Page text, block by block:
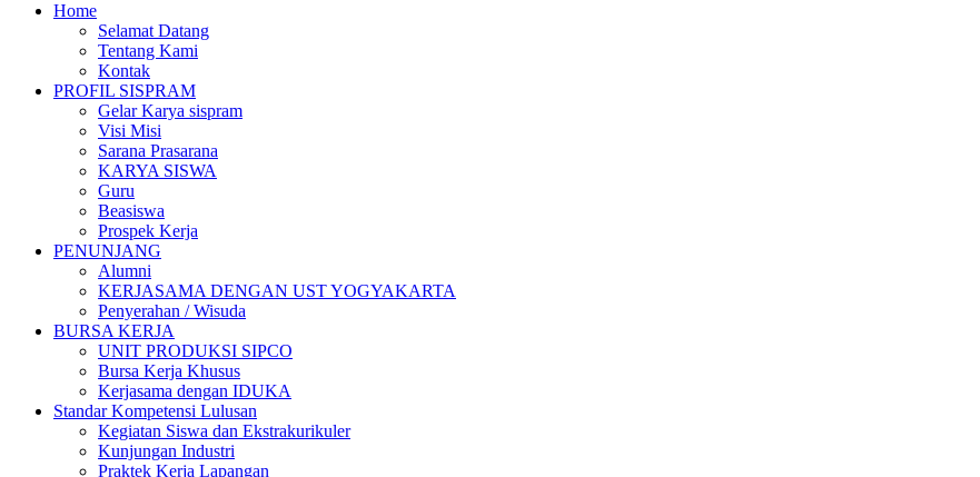
Home
Selamat Datang
Tentang Kami
Kontak
PROFIL SISPRAM
Gelar Karya sispram
Visi Misi
Sarana Prasarana
KARYA SISWA
Guru
Beasiswa
Prospek Kerja
PENUNJANG
Alumni
KERJASAMA DENGAN UST YOGYAKARTA
Penyerahan / Wisuda
BURSA KERJA
UNIT PRODUKSI SIPCO
Bursa Kerja Khusus
Kerjasama dengan IDUKA
Standar Kompetensi Lulusan
Kegiatan Siswa dan Ekstrakurikuler
Kunjungan Industri
Praktek Kerja Lapangan